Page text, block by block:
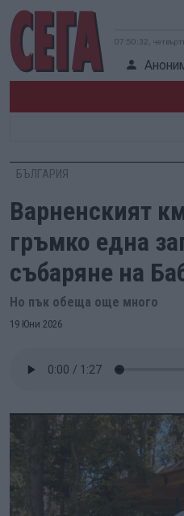
07:50:33,
БЪЛГАРИЯ
Варненският
гръмко една
събаряне на
Но пък обеща още много
19 Юни 2026